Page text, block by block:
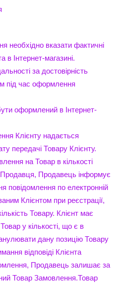
необхідно вказати фактичні
в Інтернет-магазині.
за достовірність
під час оформлення
оформлений в Інтернет-
Клієнту надається
передачі Товару Клієнту.
на Товар в кількості
Продавця, Продавець інформує
повідомлення по електронній
Клієнтом при реєстрації,
Товару. Клієнт має
у кількості, що є в
дану позицію Товару
відповіді Клієнта
Продавець залишає за
Товар Замовлення.Товар